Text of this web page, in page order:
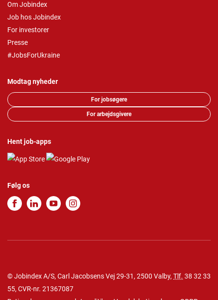
Om Jobindex
Job hos Jobindex
For investorer
Presse
#JobsForUkraine
Modtag nyheder
For jobsøgere
For arbejdsgivere
Hent job-apps
Følg os
© Jobindex A/S, Carl Jacobsens Vej 29-31, 2500 Valby, Tlf. 38 32 33
55, CVR-nr. 21367087